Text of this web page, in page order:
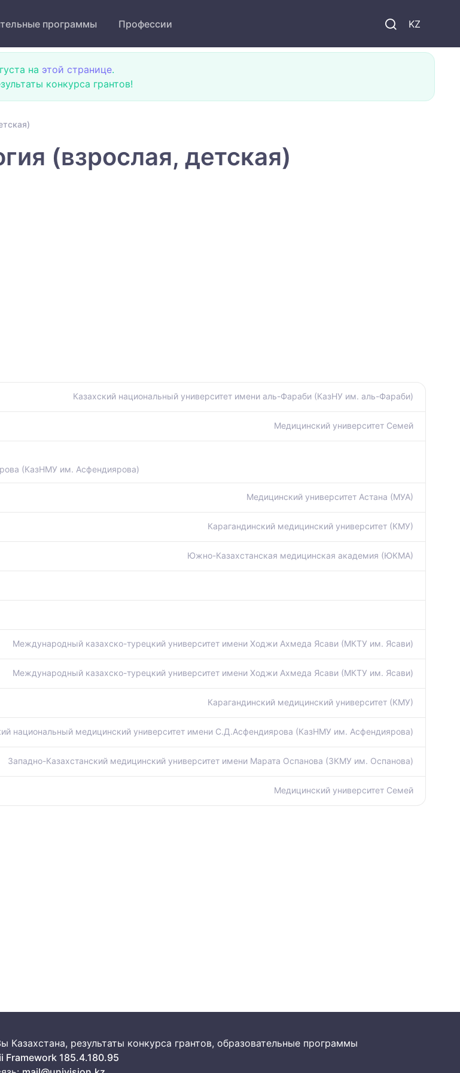
KZ
программы Профессии
на этой странице.
конкурса грантов!
(взрослая, детская)
Казахский национальный университет имени аль-Фараби (КазНУ им. аль-Фараби)
Медицинский университет Семей
(КазНМУ им. Асфендиярова)
Медицинский университет Астана (МУА)
Карагандинский медицинский университет (КМУ)
Южно-Казахстанская медицинская академия (ЮКМА)
Международный казахско-турецкий университет имени Ходжи Ахмеда Ясави (МКТУ им. Ясави)
Международный казахско-турецкий университет имени Ходжи Ахмеда Ясави (МКТУ им. Ясави)
Карагандинский медицинский университет (КМУ)
национальный медицинский университет имени С.Д.Асфендиярова (КазНМУ им. Асфендиярова)
Западно-Казахстанский медицинский университет имени Марата Оспанова (ЗКМУ им. Оспанова)
Медицинский университет Семей
результаты конкурса грантов, образовательные программы
Framework 185.4.180.95